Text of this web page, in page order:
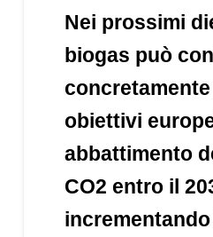
Nei prossimi
biogas può
obiettivi
abbattimento
CO2 entro il